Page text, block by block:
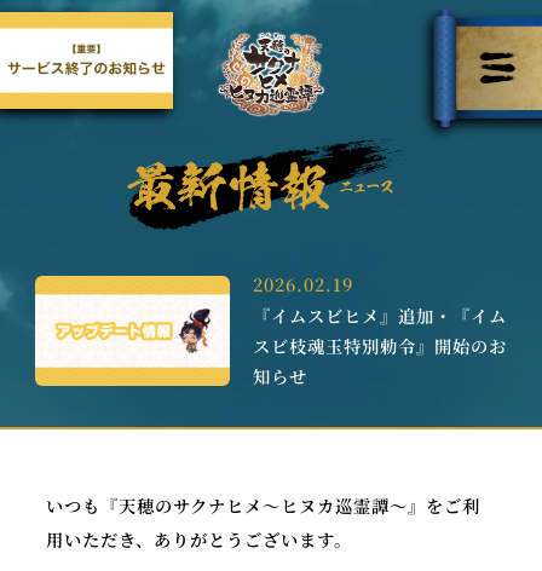
2026.02.19
『イムスビヒメ』追加・『イム
スビ枝魂玉特別勅令』開始のお
知らせ
いつも『天穂のサクナヒメ～ヒヌカ巡霊譚～』をご利
用いただき、ありがとうございます。